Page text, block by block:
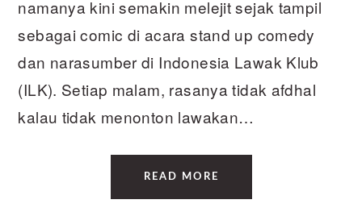
namanya kini semakin melejit sejak tampil
sebagai comic di acara stand up comedy
dan narasumber di Indonesia Lawak Klub
(ILK). Setiap malam, rasanya tidak afdhal
kalau tidak menonton lawakan…
READ MORE